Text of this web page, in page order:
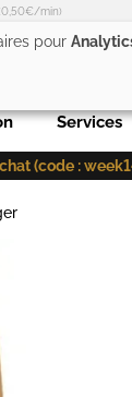
min)
Services
(code :
pour